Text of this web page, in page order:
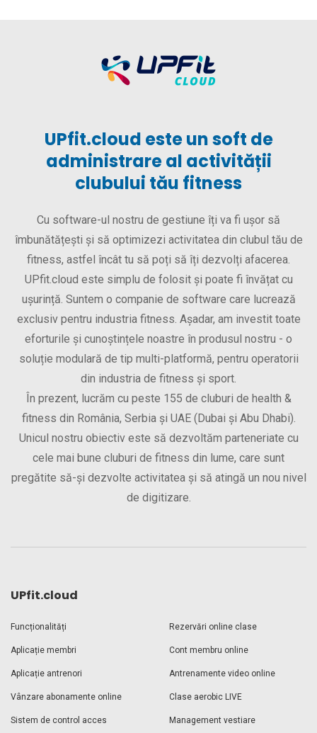
UPfit.cloud este un soft de
administrare al activității
clubului tău fitness
Cu software-ul nostru de gestiune îți va fi ușor să
îmbunătățești și să optimizezi activitatea din clubul tău de
fitness, astfel încât tu să poți să îți dezvolți afacerea.
UPfit.cloud este simplu de folosit și poate fi învățat cu
ușurință. Suntem o companie de software care lucrează
exclusiv pentru industria fitness. Așadar, am investit toate
eforturile și cunoștințele noastre în produsul nostru - o
soluție modulară de tip multi-platformă, pentru operatorii
din industria de fitness și sport.
În prezent, lucrăm cu peste 155 de cluburi de health &
fitness din România, Serbia și UAE (Dubai și Abu Dhabi).
Unicul nostru obiectiv este să dezvoltăm parteneriate cu
cele mai bune cluburi de fitness din lume, care sunt
pregătite să-și dezvolte activitatea și să atingă un nou nivel
de digitizare.
UPfit.cloud
Funcționalități
Aplicație membri
Aplicație antrenori
Vânzare abonamente online
Sistem de control acces
Rezervări online clase
Cont membru online
Antrenamente video online
Clase aerobic LIVE
Management vestiare